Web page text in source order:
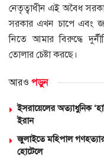
নেতৃত্বাধীন এই অবৈধ
সরকার এখন চাপে এবং
নিতে আমার বিরুদ্ধে
তোলার চেষ্টা করছে।
আরও পড়ুন
ইসরায়েলের অত্যাধুনিক
ইরান
জুলাইতে মহিপাল
হোটেলে